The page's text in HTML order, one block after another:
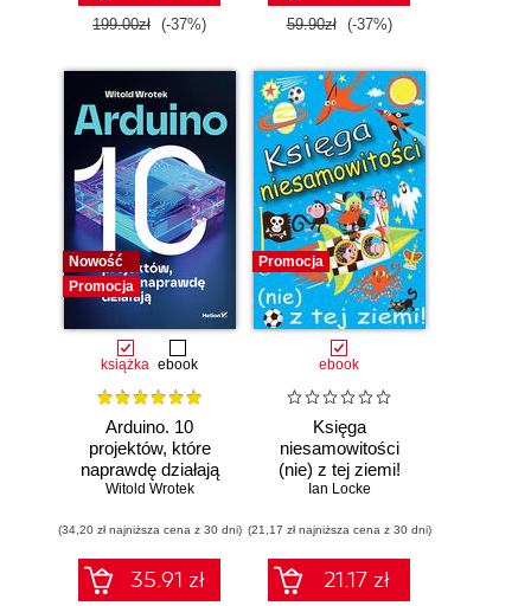
199.00zł (-37%) 59.90zł (-37%)
Nowość
Promocja
książka ebook
Arduino. 10
projektów, które
naprawdę działają
Witold Wrotek
(34,20 zł najniższa cena z 30 dni)
35.91 zł
Promocja
ebook
Księga
niesamowitości
(nie) z tej ziemi!
Księga faktów
niezwykłych
Ian Locke
(21,17 zł najniższa cena z 30 dni)
21.17 zł